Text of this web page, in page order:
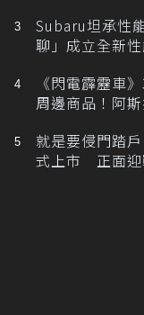
Subaru坦承性
聊」成立全新
《閃電霹靂車
周邊商品！阿
就是要侵門踏
式上市 正面迎